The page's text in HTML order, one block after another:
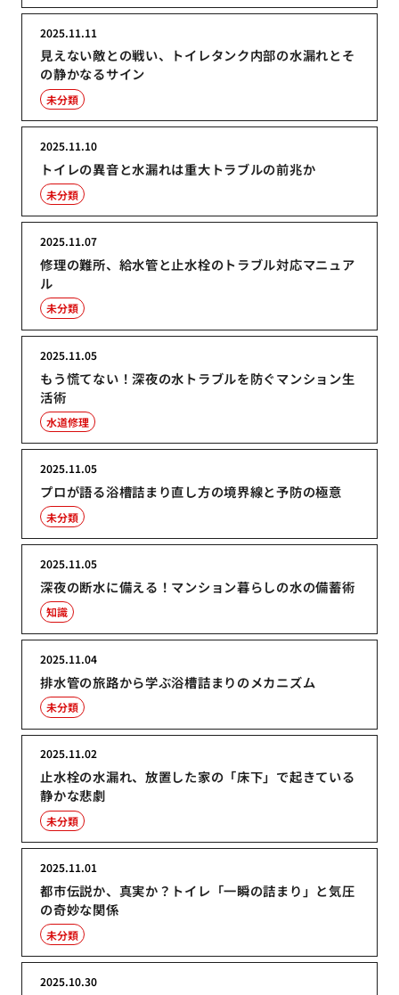
見えない敵との戦い、トイレタンク内部の水漏れとそ
の静かなるサイン
2025.11.11
未分類
トイレの異音と水漏れは重大トラブルの前兆か
2025.11.10
未分類
修理の難所、給水管と止水栓のトラブル対応マニュア
ル
2025.11.07
未分類
もう慌てない！深夜の水トラブルを防ぐマンション生
活術
2025.11.05
水道修理
プロが語る浴槽詰まり直し方の境界線と予防の極意
2025.11.05
未分類
深夜の断水に備える！マンション暮らしの水の備蓄術
2025.11.05
知識
排水管の旅路から学ぶ浴槽詰まりのメカニズム
2025.11.04
未分類
止水栓の水漏れ、放置した家の「床下」で起きている
静かな悲劇
2025.11.02
未分類
都市伝説か、真実か？トイレ「一瞬の詰まり」と気圧
の奇妙な関係
2025.11.01
未分類
2025.10.30